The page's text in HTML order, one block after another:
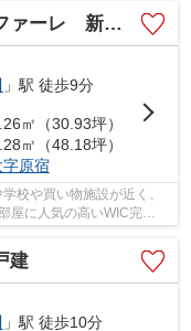
戸建 全1棟 1号棟
」駅 徒歩9分
㎡（30.93坪）
㎡（48.18坪）
字原宿
校や買い物施設が近く、
屋に人気の高いWIC完
建
」駅 徒歩10分